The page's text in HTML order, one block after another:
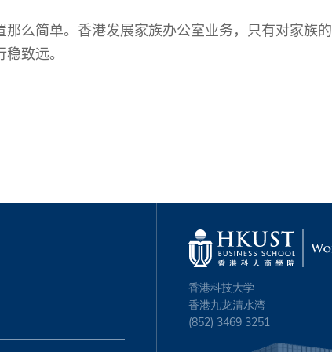
么简单。香港发展家族办公室业务，只有对家族
致远。
香港科技大学
香港九龙清水湾
(852) 3469 3251